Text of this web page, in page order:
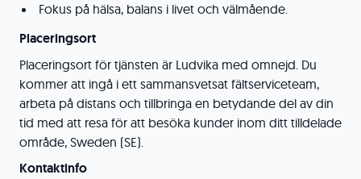
Fokus på hälsa, balans i livet och välmående.
Placeringsort
Placeringsort för tjänsten är Ludvika med omnejd. Du
kommer att ingå i ett sammansvetsat fältserviceteam,
arbeta på distans och tillbringa en betydande del av din
tid med att resa för att besöka kunder inom ditt tilldelade
område, Sweden (SE).
Kontaktinfo